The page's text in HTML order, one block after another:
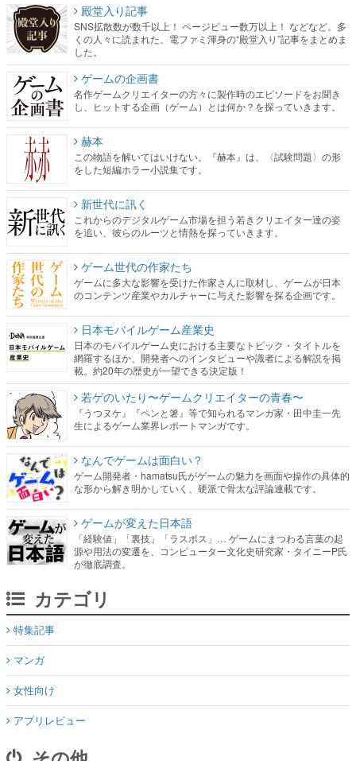
殿堂入り記事
SNS拡散数が数千以上！ ページビュー数万以上！ などなど。多
くの人々に読まれた、電ファミ渾身の“殿堂入り”記事をまとめま
した。
ゲームの企画書
名作ゲームクリエイターの方々に製作時のエピソードをお聞き
し、ヒットする企画（ゲーム）とは何か？を探っていきます。
赫本
この物語を解いてはいけない。『赫本』は、〈試験問題〉の形
をした短編ホラー小説集です。
新世代に訊く
これからのデジタルゲーム市場を担う若きクリエイター達の姿
を追い、彼らのルーツと情熱を探っていきます。
ゲーム世代の作家たち
ゲームに多大な影響を受けた作家さんに取材し、ゲームが日本
のコンテンツ産業やカルチャーに与えた影響を探る企画です。
日本モバイルゲーム産業史
日本のモバイルゲーム史における主要なトピック・タイトルを
網羅するほか、開発者へのインタビューや識者による解説を掲
載。約20年の歴史が一望できる決定版！
若ゲのいたり〜ゲームクリエイターの青春〜
『うつヌケ』『ペンと箸』等で知られるマンガ家・田中圭一先
生によるゲーム業界レポートマンガです。
なんでゲームは面白い？
ゲーム開発者・hamatsu氏がゲームの魅力を画面や操作の具体的
な形から解き明かしていく、硬派で骨太な評論連載です。
ゲームが変えた日本語
「経験値」「裏技」「ラスボス」… ゲームにまつわる言葉の起
源や用法の変遷を、コンピューター文化史研究家・タイニーP氏
が徹底調査。
カテゴリ
特集記事
マンガ
女性向け
アプリレビュー